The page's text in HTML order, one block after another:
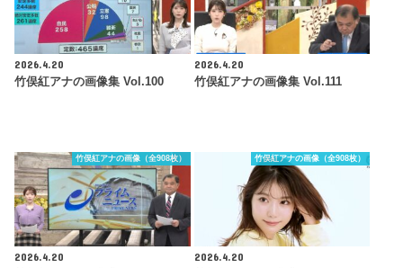
2026.4.20
竹俣紅アナの画像集 Vol.100
2026.4.20
竹俣紅アナの画像集 Vol.111
竹俣紅アナの画像（全908枚）
2026.4.20
竹俣紅アナの画像（全908枚）
2026.4.20